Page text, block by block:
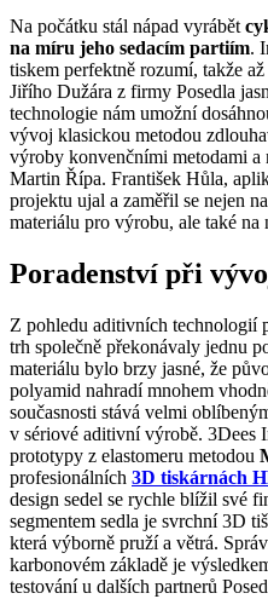
Na počátku stál nápad vyrábět
na míru jeho sedacím partiím.
tiskem perfektně rozumí, takže
Jiřího Dužára z firmy Posedla
technologie nám umožní
vývoj klasickou metodou
výroby konvenčními metodami a
Martin Řípa. František Hůla,
projektu ujal a zaměřil se nejen
materiálu pro výrobu, ale také
Poradenství při
Z pohledu aditivních technologií
trh společně překonávaly jednu
materiálu bylo brzy jasné, že
polyamid nahradí mnohem
současnosti stává velmi
v sériové aditivní výrobě. 3Dees
prototypy z elastomeru metodou
profesionálních 3D tiskárnách
design sedel se rychle blížil své
segmentem sedla je svrchní 3D
která výborně pruží a větrá.
karbonovém základě je
testování u dalších partnerů